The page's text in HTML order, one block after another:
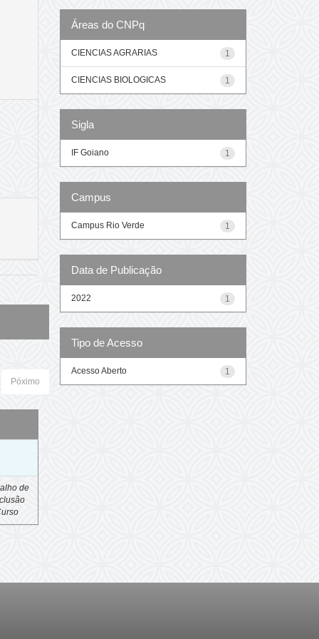
Póximo
de
Áreas do CNPq
1
CIENCIAS AGRARIAS
1
CIENCIAS BIOLOGICAS
Sigla
1
IF Goiano
Campus
1
Campus Rio Verde
Data de Publicação
1
2022
Tipo de Acesso
1
Acesso Aberto